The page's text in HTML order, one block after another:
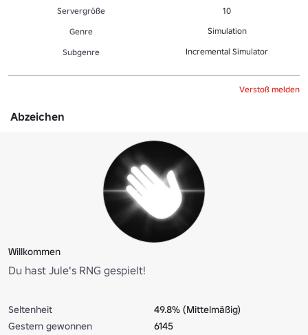
Servergröße
10
Genre
Simulation
Sub­gen­re Incremental Simulator
Verstoß melden
Abzeichen
Willkommen
Du hast Jule's RNG gespielt!
Seltenheit
49.8% (Mittelmäßig)
Gestern gewonnen
6145